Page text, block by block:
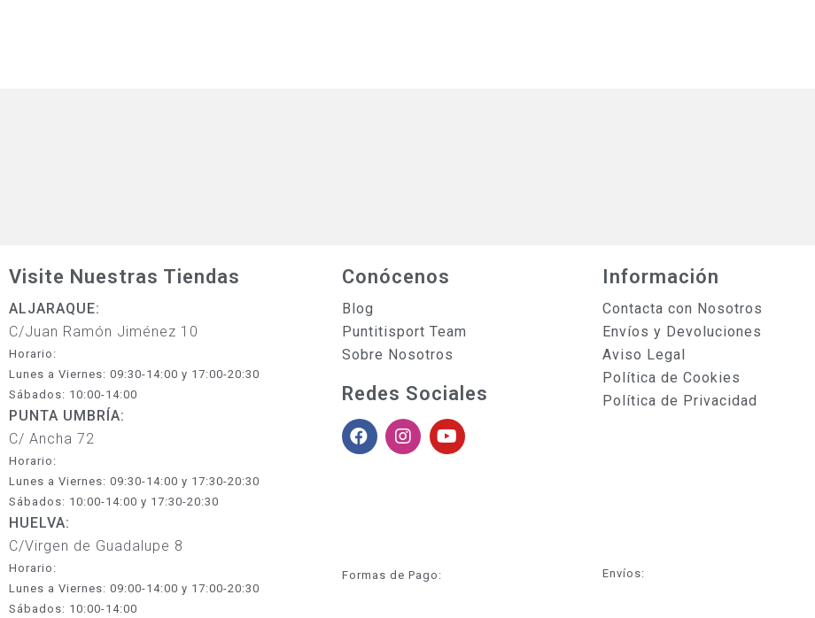
Visite Nuestras Tiendas
ALJARAQUE:
C/Juan Ramón Jiménez 10
Horario:
Lunes a Viernes: 09:30-14:00 y 17:00-20:30
Sábados: 10:00-14:00
PUNTA UMBRÍA:
C/ Ancha 72
Horario:
Lunes a Viernes: 09:30-14:00 y 17:30-20:30
Sábados: 10:00-14:00 y 17:30-20:30
HUELVA:
C/Virgen de Guadalupe 8
Horario:
Lunes a Viernes: 09:00-14:00 y 17:00-20:30
Sábados: 10:00-14:00
Conócenos
Blog
Puntitisport Team
Sobre Nosotros
Redes Sociales
Formas de Pago:
Información
Contacta con Nosotros
Envíos y Devoluciones
Aviso Legal
Política de Cookies
Política de Privacidad
Envíos: